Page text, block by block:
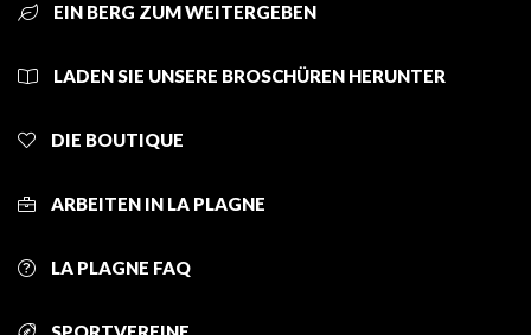
EIN BERG ZUM WEITERGEBEN
LADEN SIE UNSERE BROSCHÜREN HERUNTER
DIE BOUTIQUE
ARBEITEN IN LA PLAGNE
LA PLAGNE FAQ